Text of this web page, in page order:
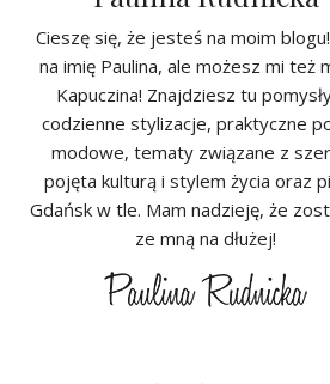
Cieszę się, że jesteś na moim
na imię Paulina, ale możesz mi też
Kapuczina! Znajdziesz tu
codzienne stylizacje, praktyczne
modowe, tematy związane z
pojęta kulturą i stylem życia oraz
Gdańsk w tle. Mam nadzieję, że
ze mną na dłużej!